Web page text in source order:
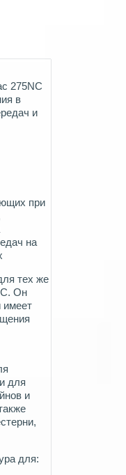
275NC
в
и
при
на
тех же
Он
имеет
для
и
акже
для: